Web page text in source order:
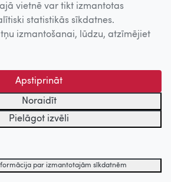
vietnē var tikt izmantotas
statistikās sīkdatnes.
izmantošanai, lūdzu, atzīmējiet
Apstiprināt
Noraidīt
Pielāgot izvēli
par izmantotajām sīkdatnēm